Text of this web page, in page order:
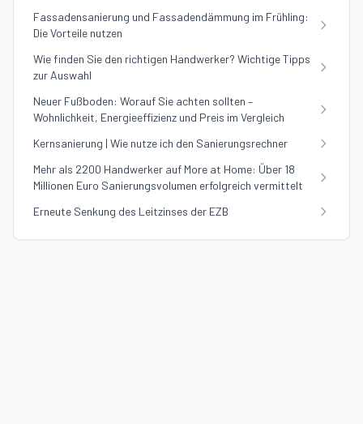
Fassadensanierung und Fassadendämmung im Frühling:
Die Vorteile nutzen
Wie finden Sie den richtigen Handwerker? Wichtige Tipps
zur Auswahl
Neuer Fußboden: Worauf Sie achten sollten –
Wohnlichkeit, Energieeffizienz und Preis im Vergleich
Kernsanierung | Wie nutze ich den Sanierungsrechner
Mehr als 2200 Handwerker auf More at Home: Über 18
Millionen Euro Sanierungsvolumen erfolgreich vermittelt
Erneute Senkung des Leitzinses der EZB